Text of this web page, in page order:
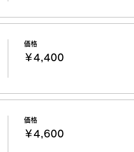
価格
￥4,400
価格
￥4,600